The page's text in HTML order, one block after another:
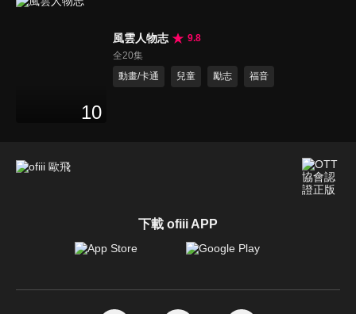
10
風雲人物志
9.8
全20集
動畫/卡通
兒童 勵志 福音
下載 ofiii APP